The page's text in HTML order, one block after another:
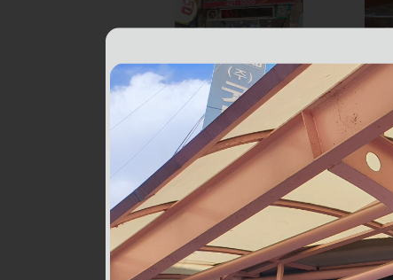
모래내떡집
032-421-1000
구월로276번길 6